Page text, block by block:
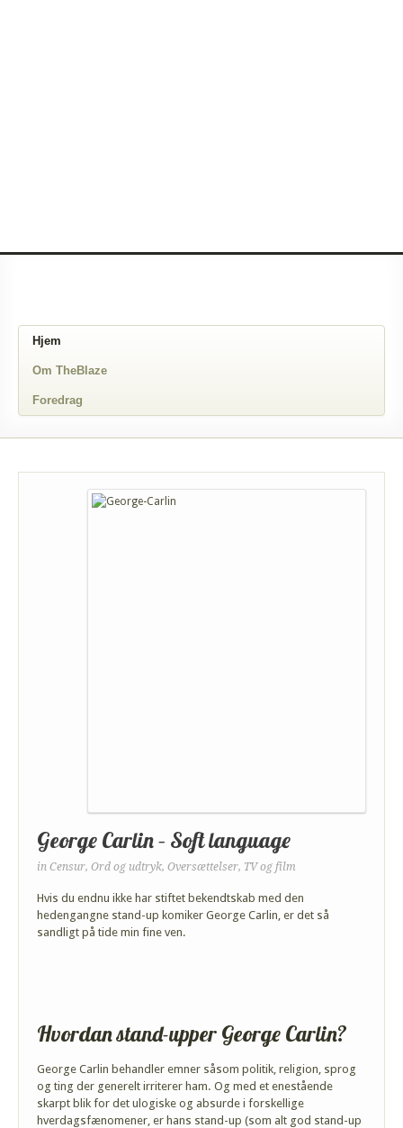
Hjem
Om TheBlaze
Foredrag
George Carlin – Soft language
in Censur, Ord og udtryk, Oversættelser, TV og film
Hvis du endnu ikke har stiftet bekendtskab med den
hedengangne stand-up komiker George Carlin, er det så
sandligt på tide min fine ven.
Hvordan stand-upper George Carlin?
George Carlin behandler emner såsom politik, religion, sprog
og ting der generelt irriterer ham. Og med et enestående
skarpt blik for det ulogiske og absurde i forskellige
hverdagsfænomener, er hans stand-up (som alt god stand-up